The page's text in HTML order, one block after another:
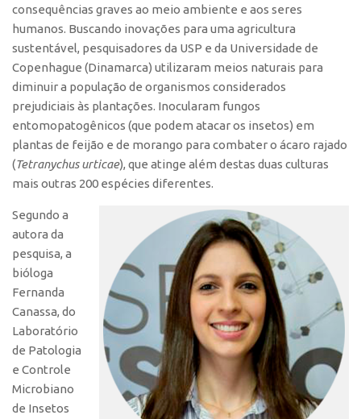
CEPIX
CPEs
PRPI/USP
InovaUSP
Comunicação
Eventos
Agenda AUSPIN
Fala Inovação
Edição 2025
Edição 2021
Edição 2019
Edição 2017
Inovação em Números
consequências graves ao meio ambiente e aos seres
humanos. Buscando inovações para uma agricultura
sustentável, pesquisadores da USP e da Universidade de
Copenhague (Dinamarca) utilizaram meios naturais para
diminuir a população de organismos considerados
prejudiciais às plantações. Inocularam fungos
entomopatogênicos (que podem atacar os insetos) em
plantas de feijão e de morango para combater o ácaro rajado
(Tetranychus urticae), que atinge além destas duas culturas
mais outras 200 espécies diferentes.
Segundo a
autora da
pesquisa, a
bióloga
Fernanda
Canassa, do
Laboratório
de Patologia
e Controle
Microbiano
de Insetos